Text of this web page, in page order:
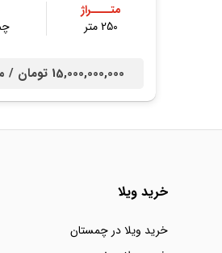
متــــراژ
250 متر
15,000,000,000 تومان /
خرید ویلا
خرید ویلا در چمستان